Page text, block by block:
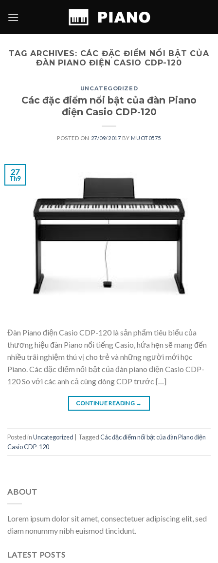
TAG ARCHIVES: CÁC ĐẶC ĐIỂM NỔI BẬT CỦA
ĐÀN PIANO ĐIỆN CASIO CDP-120
UNCATEGORIZED
Các đặc điểm nổi bật của đàn Piano
điện Casio CDP-120
POSTED ON 27/09/2017 BY MUOT0575
27
Th9
Đàn Piano điện Casio CDP-120 là sản phẩm tiêu biểu của
thương hiệu đàn Piano nổi tiếng Casio, hứa hẹn sẽ mang đến
nhiều trãi nghiệm thú vị cho trẻ và những người mới học
Piano. Các đặc điểm nổi bật của đàn piano điện Casio CDP-
120 So với các anh cả cùng dòng CDP trước […]
CONTINUE READING →
Posted inUncategorized TaggedCác đặc điểm nổi bật của đàn Piano điện
Casio CDP-120
ABOUT
Lorem ipsum dolor sit amet, consectetuer adipiscing elit, sed
diam nonummy nibh euismod tincidunt.
LATEST POSTS